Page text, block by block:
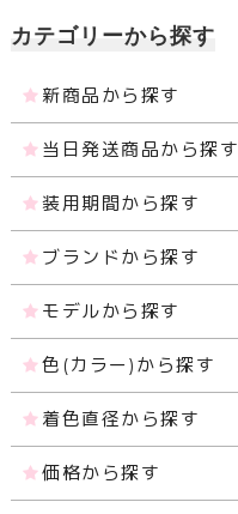
カテゴリーから探す
新商品から探す
当日発送商品から探す
装用期間から探す
ブランドから探す
モデルから探す
色(カラー)から探す
着色直径から探す
価格から探す